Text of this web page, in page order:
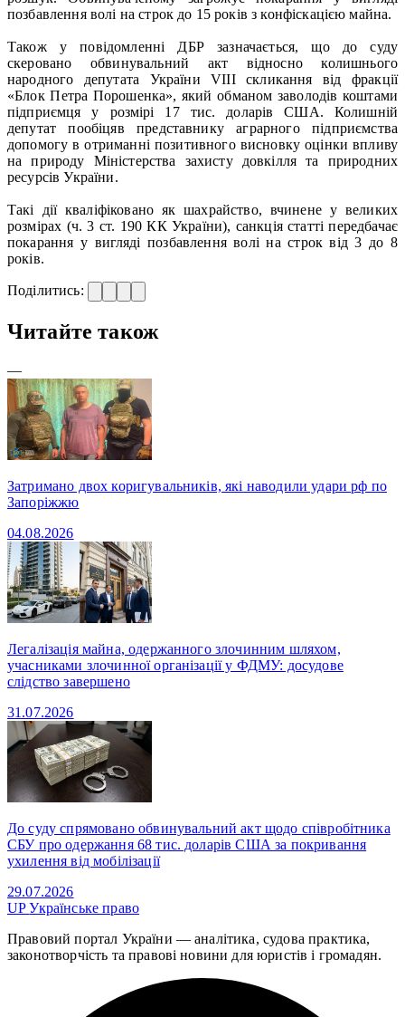
позбавлення волі на строк до 15 років з конфіскацією майна.
Також у повідомленні ДБР зазначається, що до суду
скеровано обвинувальний акт відносно колишнього
народного депутата України VIII скликання від фракції
«Блок Петра Порошенка», який обманом заволодів коштами
підприємця у розмірі 17 тис. доларів США. Колишній
депутат пообіцяв представнику аграрного підприємства
допомогу в отриманні позитивного висновку оцінки впливу
на природу Міністерства захисту довкілля та природних
ресурсів України.
Такі дії кваліфіковано як шахрайство, вчинене у великих
розмірах (ч. 3 ст. 190 КК України), санкція статті передбачає
покарання у вигляді позбавлення волі на строк від 3 до 8
років.
Поділитись:
Читайте також
—
Затримано двох коригувальників, які наводили удари рф по
Запоріжжю
04.08.2026
Легалізація майна, одержанного злочинним шляхом,
учасниками злочинної організації у ФДМУ: досудове
слідство завершено
31.07.2026
До суду спрямовано обвинувальний акт щодо співробітника
СБУ про одержання 68 тис. доларів США за покривання
ухилення від мобілізації
29.07.2026
UPУкраїнське право
Правовий портал України — аналітика, судова практика,
законотворчість та правові новини для юристів і громадян.